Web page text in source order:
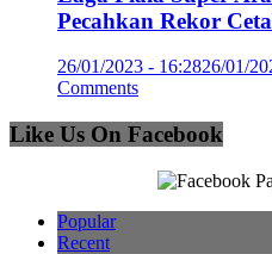
Pecahkan Rekor
26/01/2023 - 16:2826/01/
Comments
Like Us On Facebook
Popular
Recent